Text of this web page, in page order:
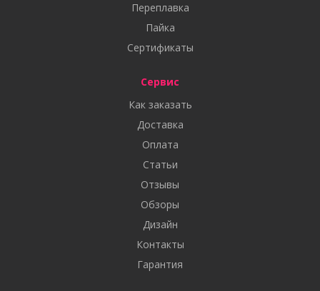
Переплавка
Пайка
Сертификаты
Сервис
Как заказать
Доставка
Оплата
Статьи
Отзывы
Обзоры
Дизайн
Контакты
Гарантия